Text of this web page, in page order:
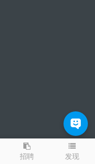
招聘 发现